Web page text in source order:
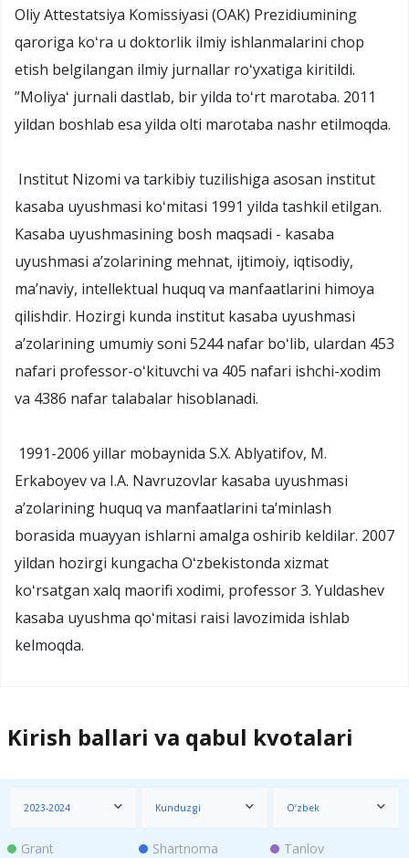
Oliy Attestatsiya Komissiyasi (OAK) Prezidiumining
qaroriga koʻra u doktorlik ilmiy ishlanmalarini chop
etish belgilangan ilmiy jurnallar roʻyxatiga kiritildi.
”Moliyaʻ jurnali dastlab, bir yilda toʻrt marotaba. 2011
yildan boshlab esa yilda olti marotaba nashr etilmoqda.
Institut Nizomi va tarkibiy tuzilishiga asosan institut
kasaba uyushmasi koʻmitasi 1991 yilda tashkil etilgan.
Kasaba uyushmasining bosh maqsadi - kasaba
uyushmasi aʼzolarining mehnat, ijtimoiy, iqtisodiy,
maʼnaviy, intellektual huquq va manfaatlarini himoya
qilishdir. Hozirgi kunda institut kasaba uyushmasi
aʼzolarining umumiy soni 5244 nafar boʻlib, ulardan 453
nafari professor-oʻkituvchi va 405 nafari ishchi-xodim
va 4386 nafar talabalar hisoblanadi.
1991-2006 yillar mobaynida S.X. Ablyatifov, M.
Erkaboyev va I.A. Navruzovlar kasaba uyushmasi
aʼzolarining huquq va manfaatlarini taʼminlash
borasida muayyan ishlarni amalga oshirib keldilar. 2007
yildan hozirgi kungacha Oʻzbekistonda xizmat
koʻrsatgan xalq maorifi xodimi, professor 3. Yuldashev
kasaba uyushma qoʻmitasi raisi lavozimida ishlab
kelmoqda.
Kirish ballari va qabul kvotalari
2023-2024 Kunduzgi O‘zbek
Grant Shartnoma Tanlov